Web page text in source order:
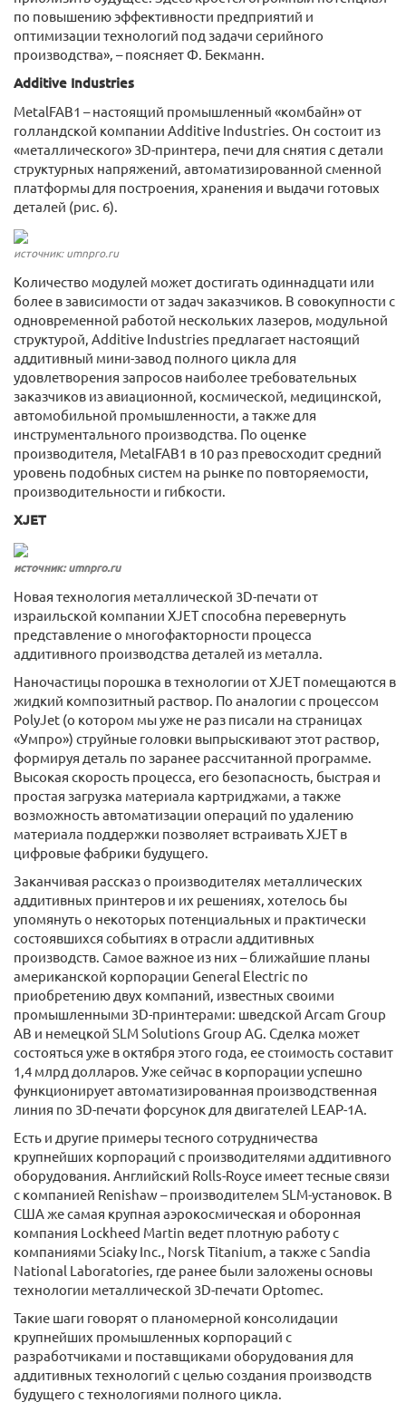
по повышению эффективности предприятий и
оптимизации технологий под задачи серийного
производства», – поясняет Ф. Бекманн.
Additive Industries
MetalFAB1 – настоящий промышленный «комбайн» от
голландской компании Additive Industries. Он состоит из
«металлического» 3D-принтера, печи для снятия с детали
структурных напряжений, автоматизированной сменной
платформы для построения, хранения и выдачи готовых
деталей (рис. 6).
источник: umnpro.ru
Количество модулей может достигать одиннадцати или
более в зависимости от задач заказчиков. В совокупности с
одновременной работой нескольких лазеров, модульной
структурой, Additive Industries предлагает настоящий
аддитивный мини-завод полного цикла для
удовлетворения запросов наиболее требовательных
заказчиков из авиационной, космической, медицинской,
автомобильной промышленности, а также для
инструментального производства. По оценке
производителя, MetalFAB1 в 10 раз превосходит средний
уровень подобных систем на рынке по повторяемости,
производительности и гибкости.
XJET
источник: umnpro.ru
Новая технология металлической 3D-печати от
израильской компании XJET способна перевернуть
представление о многофакторности процесса
аддитивного производства деталей из металла.
Наночастицы порошка в технологии от XJET помещаются в
жидкий композитный раствор. По аналогии с процессом
PolyJet (о котором мы уже не раз писали на страницах
«Умпро») струйные головки выпрыскивают этот раствор,
формируя деталь по заранее рассчитанной программе.
Высокая скорость процесса, его безопасность, быстрая и
простая загрузка материала картриджами, а также
возможность автоматизации операций по удалению
материала поддержки позволяет встраивать XJET в
цифровые фабрики будущего.
Заканчивая рассказ о производителях металлических
аддитивных принтеров и их решениях, хотелось бы
упомянуть о некоторых потенциальных и практически
состоявшихся событиях в отрасли аддитивных
производств. Самое важное из них – ближайшие планы
американской корпорации General Electric по
приобретению двух компаний, известных своими
промышленными 3D-принтерами: шведской Arcam Group
AB и немецкой SLM Solutions Group AG. Сделка может
состояться уже в октября этого года, ее стоимость составит
1,4 млрд долларов. Уже сейчас в корпорации успешно
функционирует автоматизированная производственная
линия по 3D-печати форсунок для двигателей LEAP-1A.
Есть и другие примеры тесного сотрудничества
крупнейших корпораций с производителями аддитивного
оборудования. Английский Rolls-Royce имеет тесные связи
с компанией Renishaw – производителем SLM-установок. В
США же самая крупная аэрокосмическая и оборонная
компания Lockheed Martin ведет плотную работу с
компаниями Sciaky Inc., Norsk Titanium, а также с Sandia
National Laboratories, где ранее были заложены основы
технологии металлической 3D-печати Optomec.
Такие шаги говорят о планомерной консолидации
крупнейших промышленных корпораций с
разработчиками и поставщиками оборудования для
аддитивных технологий с целью создания производств
будущего с технологиями полного цикла.